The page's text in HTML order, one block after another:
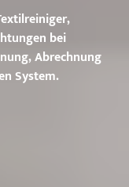
bei
Abrechnung
System.